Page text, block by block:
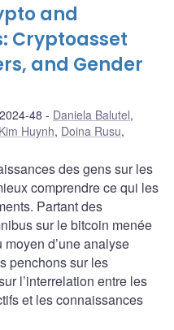
and
Cryptoasset
and Gender
48 Daniela Balutel,
Kim Huynh, Doina Rusu,
des gens sur les
comprendre ce qui les
Partant des
sur le bitcoin menée
d’une analyse
penchons sur les
l’interrelation entre les
et les connaissances